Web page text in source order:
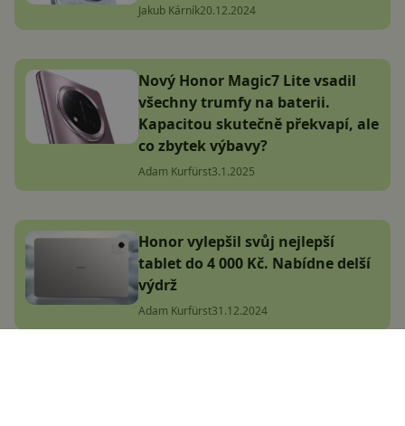
Jakub Kárník20.12.2024
Nový Honor Magic7 Lite vsadil
všechny trumfy na baterii.
Kapacitou skutečně překvapí, ale
co zbytek výbavy?
Adam Kurfürst3.1.2025
Honor vylepšil svůj nejlepší
tablet do 4 000 Kč. Nabídne delší
výdrž
Adam Kurfürst31.12.2024